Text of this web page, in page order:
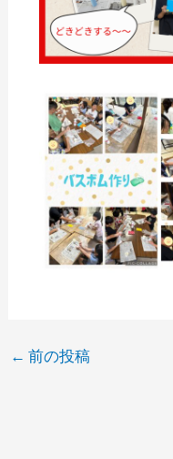
← 前の投稿